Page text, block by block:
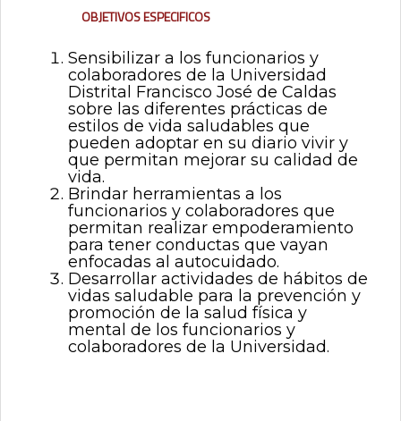
Objetivos especificos
Sensibilizar a los funcionarios y
colaboradores de la Universidad
Distrital Francisco José de Caldas
sobre las diferentes prácticas de
estilos de vida saludables que
pueden adoptar en su diario vivir y
que permitan mejorar su calidad de
vida.
Brindar herramientas a los
funcionarios y colaboradores que
permitan realizar empoderamiento
para tener conductas que vayan
enfocadas al autocuidado.
Desarrollar actividades de hábitos de
vidas saludable para la prevención y
promoción de la salud física y
mental de los funcionarios y
colaboradores de la Universidad.